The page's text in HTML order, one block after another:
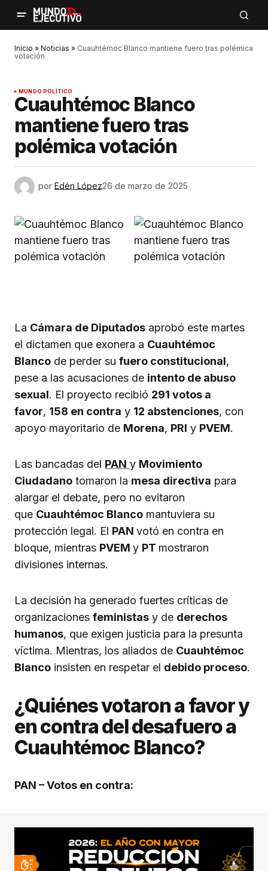
Inicio » Noticias » Cuauhtémoc Blanco mantiene fuero tras polémica
votación
MUNDO POLÍTICO
Cuauhtémoc Blanco
mantiene fuero tras
polémica votación
por Edén López26 de marzo de 2025
La Cámara de Diputados aprobó este martes
el dictamen que exonera a Cuauhtémoc
Blanco de perder su fuero constitucional,
pese a las acusaciones de intento de abuso
sexual. El proyecto recibió 291 votos a
favor, 158 en contra y 12 abstenciones, con
apoyo mayoritario de Morena, PRI y PVEM.
Las bancadas del PAN y Movimiento
Ciudadano tomaron la mesa directiva para
alargar el debate, pero no evitaron
que Cuauhtémoc Blanco mantuviera su
protección legal. El PAN votó en contra en
bloque, mientras PVEM y PT mostraron
divisiones internas.
La decisión ha generado fuertes críticas de
organizaciones feministas y de derechos
humanos, que exigen justicia para la presunta
víctima. Mientras, los aliados de Cuauhtémoc
Blanco insisten en respetar el debido proceso.
¿Quiénes votaron a favor y
en contra deldesafuero a
Cuauhtémoc Blanco?
PAN – Votos en contra: